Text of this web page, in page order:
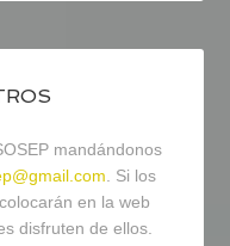
mandándonos
. Si los
en la web
disfruten de ellos.